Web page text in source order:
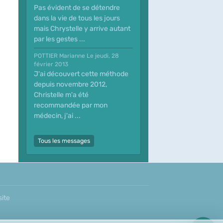
Pas évident de se détendre
dans la vie de tous les jours
mais Chrystelle y arrive autant
par les gestes ...
POTTIER Marianne Le jeudi, 28
février 2013
J'ai découvert cette méthode
depuis novembre 2012,
Christelle m'a été
recommandée par mon
médecin, j'ai ...
Tous les messages